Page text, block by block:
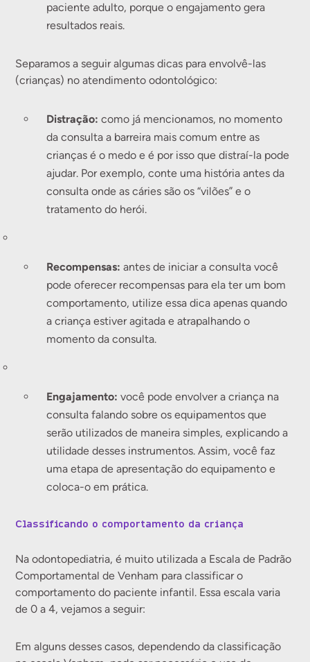
paciente adulto, porque o engajamento gera
resultados reais.
Separamos a seguir algumas dicas para envolvê-las
(crianças) no atendimento odontológico:
Distração:como já mencionamos, no momento
da consulta a barreira mais comum entre as
crianças é o medo e é por isso que distraí-la pode
ajudar. Por exemplo, conte uma história antes da
consulta onde as cáries são os “vilões” e o
tratamento do herói.
Recompensas:antes de iniciar a consulta você
pode oferecer recompensas para ela ter um bom
comportamento, utilize essa dica apenas quando
a criança estiver agitada e atrapalhando o
momento da consulta.
Engajamento:você pode envolver a criança na
consulta falando sobre os equipamentos que
serão utilizados de maneira simples, explicando a
utilidade desses instrumentos. Assim, você faz
uma etapa de apresentação do equipamento e
coloca-o em prática.
Classificando o comportamento da criança
Na odontopediatria, é muito utilizada a Escala de Padrão
Comportamental de Venham para classificar o
comportamento do paciente infantil. Essa escala varia
de 0 a 4, vejamos a seguir:
Em alguns desses casos, dependendo da classificação